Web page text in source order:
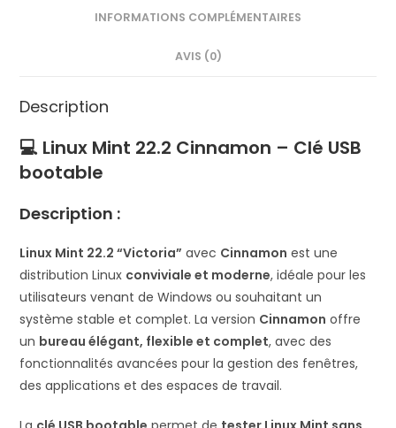
INFORMATIONS COMPLÉMENTAIRES
AVIS (0)
Description
💻 Linux Mint 22.2 Cinnamon – Clé USB
bootable
Description :
Linux Mint 22.2 “Victoria” avec Cinnamon est une
distribution Linux conviviale et moderne, idéale pour les
utilisateurs venant de Windows ou souhaitant un
système stable et complet. La version Cinnamon offre
un bureau élégant, flexible et complet, avec des
fonctionnalités avancées pour la gestion des fenêtres,
des applications et des espaces de travail.